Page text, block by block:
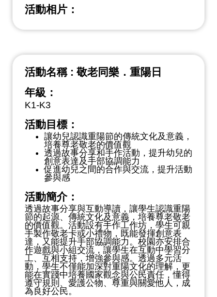
活動相片：
活動名稱 : 敬老同樂．重陽日
年級：
K1-K3
活動目標：
讓幼兒認識重陽節的傳統文化及意義，
培養尊老敬老的價值觀
透過故事分享和手作活動，提升幼兒的
創意表達及手部協調能力
促進幼兒之間的合作與交流，提升活動
參與感
活動簡介：
透過故事分享與互動導讀，讓學生認識重陽
節的起源、傳統文化及意義，培養尊老敬老
的價值觀。活動設有手作工作坊，學生可親
手製作敬老卡或小禮物，既能發揮創意表
達，又能提升手部協調能力。校園亦安排合
作遊戲與小組交流，讓學生在互動中學習分
工、互相支持，增強參與感。透過多元活
動，學生不僅能加深對重陽文化的理解，更
能在實踐中培養國家觀念與公民責任，懂得
遵守規則、愛護公物、尊重與關愛他人，成
為良好公民。